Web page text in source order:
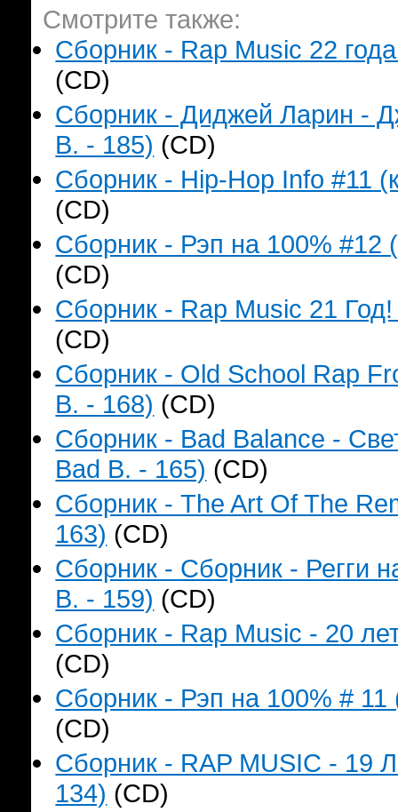
Смотрите также:
Сборник - Rap Music 22
(CD)
Сборник - Диджей Ларин -
B. - 185) (CD)
Сборник - Hip-Hop Info #11
(CD)
Сборник - Рэп на 100% #12
(CD)
Сборник - Rap Music 21
(CD)
Сборник - Old School Rap
B. - 168) (CD)
Сборник - Bad Balance -
Bad B. - 165) (CD)
Сборник - The Art Of The
163) (CD)
Сборник - Сборник - Регги
B. - 159) (CD)
Сборник - Rap Music - 20
(CD)
Сборник - Рэп на 100% #
(CD)
Сборник - RAP MUSIC - 19
134) (CD)